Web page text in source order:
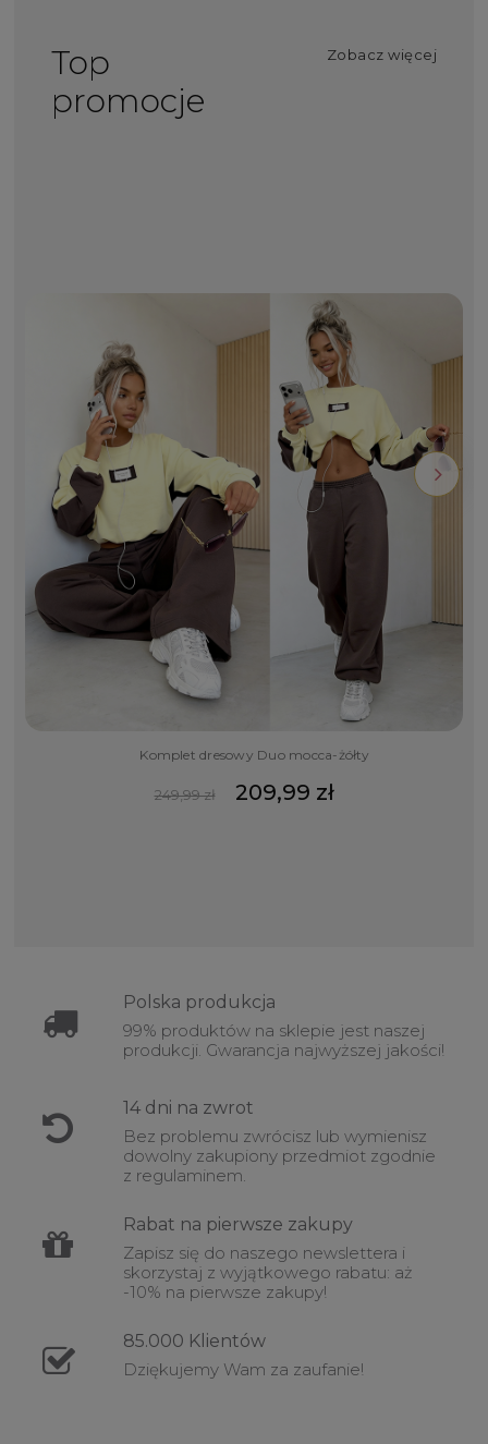
Top
promocje
Zobacz więcej
Komplet dresowy Duo mocca-żółty
249,99 zł 209,99 zł
Polska produkcja
99% produktów na sklepie jest naszej
produkcji. Gwarancja najwyższej jakości!
14 dni na zwrot
Bez problemu zwrócisz lub wymienisz
dowolny zakupiony przedmiot zgodnie
z regulaminem.
Rabat na pierwsze zakupy
Zapisz się do naszego newslettera i
skorzystaj z wyjątkowego rabatu: aż
-10% na pierwsze zakupy!
85.000 Klientów
Dziękujemy Wam za zaufanie!